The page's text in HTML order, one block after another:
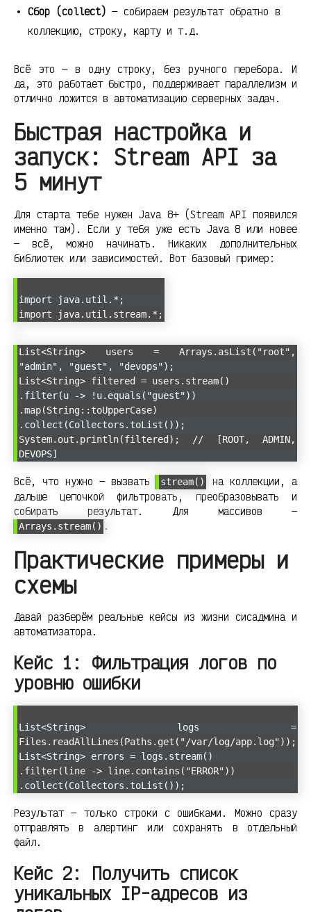
Сбор (collect) — собираем результат обратно в
коллекцию, строку, карту и т.д.
Всё это — в одну строку, без ручного перебора. И
да, это работает быстро, поддерживает параллелизм и
отлично ложится в автоматизацию серверных задач.
Быстрая настройка и
запуск: Stream API за
5 минут
Для старта тебе нужен Java 8+ (Stream API появился
именно там). Если у тебя уже есть Java 8 или новее
— всё, можно начинать. Никаких дополнительных
библиотек или зависимостей. Вот базовый пример:
import java.util.*;
import java.util.stream.*;
List<String> users = Arrays.asList("root",
"admin", "guest", "devops");
List<String> filtered = users.stream()
.filter(u -> !u.equals("guest"))
.map(String::toUpperCase)
.collect(Collectors.toList());
System.out.println(filtered); // [ROOT, ADMIN,
DEVOPS]
Всё, что нужно — вызвать stream()
на коллекции, а
дальше цепочкой фильтровать, преобразовывать и
собирать результат. Для массивов —
Arrays.stream() .
Практические примеры и
схемы
Давай разберём реальные кейсы из жизни сисадмина и
автоматизатора.
Кейс 1: Фильтрация логов по
уровню ошибки
List<String> logs =
Files.readAllLines(Paths.get("/var/log/app.log"));
List<String> errors = logs.stream()
.filter(line -> line.contains("ERROR"))
.collect(Collectors.toList());
Результат — только строки с ошибками. Можно сразу
отправлять в алертинг или сохранять в отдельный
файл.
Кейс 2: Получить список
уникальных IP-адресов из